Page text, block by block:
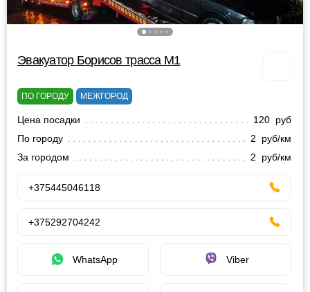
Эвакуатор Борисов трасса М1
ПО ГОРОДУ МЕЖГОРОД
Цена посадки
120 руб
По городу
2 руб/км
За городом
2 руб/км
+375445046118
+375292704242
WhatsApp Viber